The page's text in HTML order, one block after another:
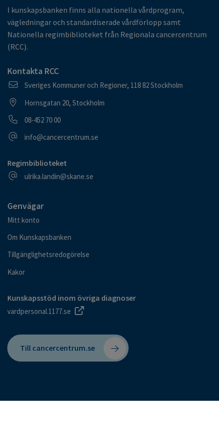
I kunskapsbanken finns alla nationella vårdprogram,
vägledningar och standardiserade vårdförlopp samt
Nationella regimbiblioteket från Regionala cancercentrum
(RCC).
Kontakta RCC
Postadress
Sveriges Kommuner och Regioner, 118 82 Stockholm
Besöksadress
Hornsgatan 20, Stockholm
Telefonnummer
08-452 70 00
E-postadress
info@cancercentrum.se
Regimbiblioteket
E-postadress
ulrika.landin@skane.se
Genvägar
Mitt konto
Om Kunskapsbanken
Tillgänglighetsredogörelse
Kakor
Kunskapsstöd inom övriga diagnoser
vardpersonal.1177.se
Till cancercentrum.se